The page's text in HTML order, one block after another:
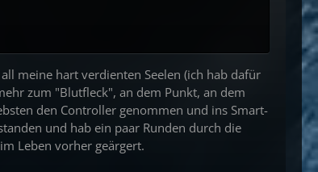
meine hart verdienten Seelen (ich hab dafür
zum "Blutfleck", an dem Punkt, an dem
den Controller genommen und ins Smart-
und hab ein paar Runden durch die
Leben vorher geärgert.